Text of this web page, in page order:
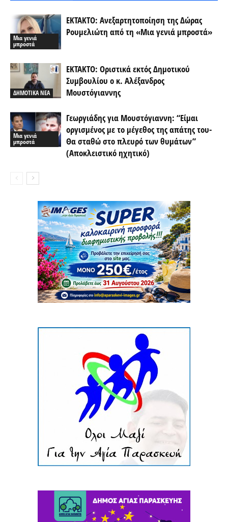
Μια γενιά
μπροστά
ΕΚΤΑΚΤΟ: Ανεξαρτητοποίηση της Δώρας
Ρουμελιώτη από τη «Μια γενιά μπροστά»
ΔΗΜΟΤΙΚΑ ΝΕΑ
ΕΚΤΑΚΤΟ: Οριστικά εκτός Δημοτικού
Συμβουλίου ο κ. Αλέξανδρος
Μουστόγιαννης
Μια γενιά
μπροστά
Γεωργιάδης για Μουστόγιαννη: “Είμαι
οργισμένος με το μέγεθος της απάτης του-
Θα σταθώ στο πλευρό των θυμάτων”
(Αποκλειστικό ηχητικό)